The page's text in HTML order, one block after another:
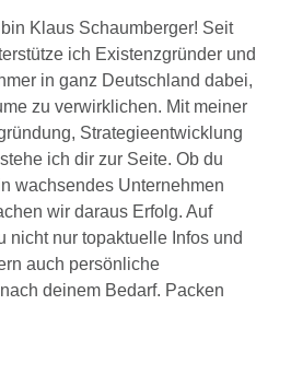
Klaus Schaumberger! Seit
ich Existenzgründer und
in ganz Deutschland dabei,
zu verwirklichen. Mit meiner
Strategieentwicklung
ich dir zur Seite. Ob du
wachsendes Unternehmen
wir daraus Erfolg. Auf
nicht nur topaktuelle Infos und
auch persönliche
deinem Bedarf. Packen